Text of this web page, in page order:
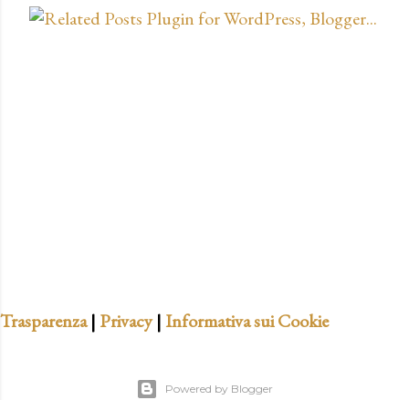
o
o
Trasparenza| Privacy| Informativa sui Cookie
Powered by Blogger